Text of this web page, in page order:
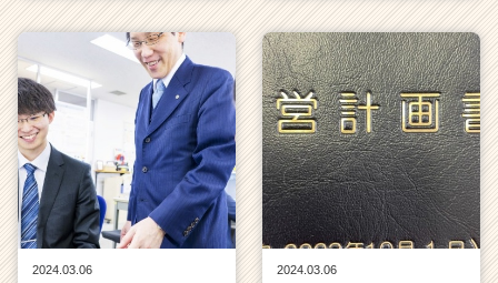
2024.03.06 2024.03.06